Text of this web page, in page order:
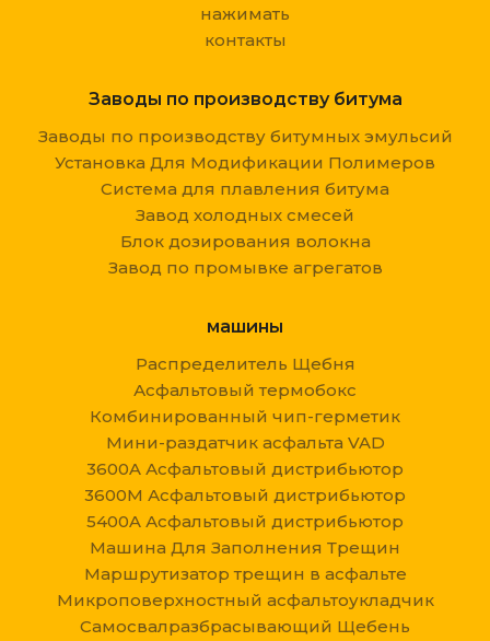
нажимать
контакты
Заводы по производству битума
Заводы по производству битумных эмульсий
Установка Для Модификации Полимеров
Система для плавления битума
Завод холодных смесей
Блок дозирования волокна
Завод по промывке агрегатов
машины
Распределитель Щебня
Асфальтовый термобокс
Комбинированный чип-герметик
Мини-раздатчик асфальта VAD
3600A Асфальтовый дистрибьютор
3600M Асфальтовый дистрибьютор
5400A Асфальтовый дистрибьютор
Машина Для Заполнения Трещин
Маршрутизатор трещин в асфальте
Микроповерхностный асфальтоукладчик
Самосвалразбрасывающий Щебень